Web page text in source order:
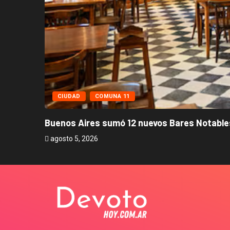
CIUDAD COMUNA 11
Buenos Aires sumó 12 nuevos Bares
agosto 5, 2026